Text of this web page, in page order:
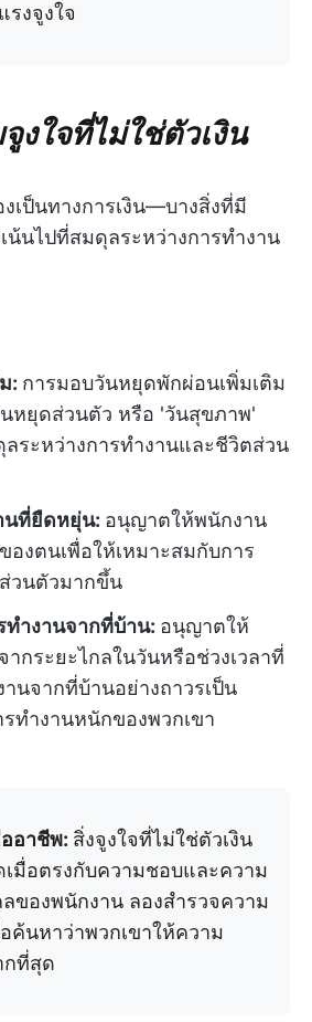
รงจูงใจ
งใจที่ไม่ใช่ตัวเงิน
เป็นทางการเงิน—บางสิ่งที่มี
นไปที่สมดุลระหว่างการทำงาน
: การมอบวันหยุดพักผ่อนเพิ่มเติม
หยุดส่วนตัว หรือ 'วันสุขภาพ'
ลระหว่างการทำงานและชีวิตส่วน
นที่ยืดหยุ่น: อนุญาตให้พนักงาน
องตนเพื่อให้เหมาะสมกับการ
วนตัวมากขึ้น
ทำงานจากที่บ้าน: อนุญาตให้
กระยะไกลในวันหรือช่วงเวลาที่
นจากที่บ้านอย่างถาวรเป็น
ทำงานหนักของพวกเขา
อาชีพ: สิ่งจูงใจที่ไม่ใช่ตัวเงิน
มื่อตรงกับความชอบและความ
ของพนักงาน ลองสำรวจความ
ค้นหาว่าพวกเขาให้ความ
กที่สุด